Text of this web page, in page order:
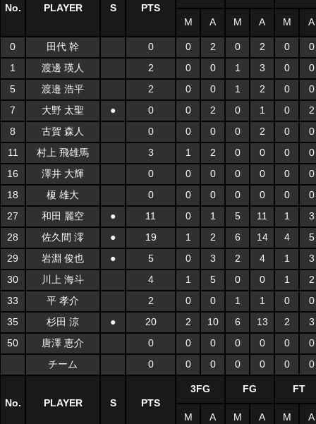
No. PLAYER S PTS
M A M A M A
0 田代 幹 0 0 2 0 2 0
0
1
渡邊 瑛人 2 0 0 1 3 0
0
5
渡邉 浩平 2 0 0 1 2 0
0
7
大野 太聖 ● 0 0 2 0 1 0
2
8
古賀 森人 0 0 0 0 2 0
0
11
村上 飛雄馬 3 1 2 0 0 0
0
16
澤井 大輝 0 0 0 0 0 0
0
18
榎 雄大 0 0 0 0 0 0
0
27
和田 麗空 ● 11 0 1 5 11 1
3
28
佐久間 澪 ● 19 1 2 6 14 4
5
29
岩淵 俊也 ● 5 0 3 2 4 1
3
30
川上 海斗 4 1 5 0 0 1
2
33
平 孝介 2 0 0 1 1 0
0
35
杉田 涼 ● 20 2 10 6 13 2
3
50
唐澤 恵介 0 0 0 0 0 0
0
チーム
0 0 0 0 0 0 0
No. PLAYER S PTS
3FG FG FT
M A M A M A